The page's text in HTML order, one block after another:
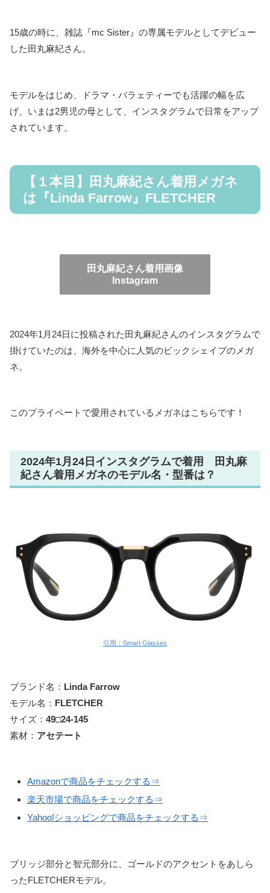
15歳の時に、雑誌『mc Sister』の専属モデルとしてデビュー
した田丸麻紀さん。
モデルをはじめ、ドラマ・バラェティーでも活躍の幅を広
げ、いまは2男児の母として、インスタグラムで日常をアップ
されています。
【１本目】田丸麻紀さん着用メガネ
は『Linda Farrow』FLETCHER
田丸麻紀さん着用画像
Instagram
2024年1月24日に投稿された田丸麻紀さんのインスタグラムで
掛けていたのは、海外を中心に人気のビックシェイプのメガ
ネ。
このプライベートで愛用されているメガネはこちらです！
2024年1月24日インスタグラムで着用 田丸麻
紀さん着用メガネのモデル名・型番は？
引用：Smart Glasses
ブランド名： Linda Farrow
モデル名： FLETCHER
サイズ： 49□24-145
素材： アセテート
Amazonで商品をチェックする⇒
楽天市場で商品をチェックする⇒
Yahoo!ショッピングで商品をチェックする⇒
ブリッジ部分と智元部分に、ゴールドのアクセントをあしら
ったFLETCHERモデル。